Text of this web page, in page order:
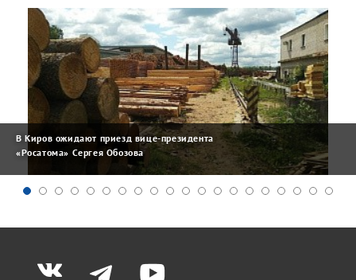
В Киров ожидают приезд вице-президента
«Росатома» Сергея Обозова